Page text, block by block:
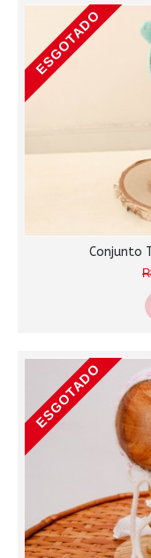
ESGOTADO
Conjunto
ESGOTADO